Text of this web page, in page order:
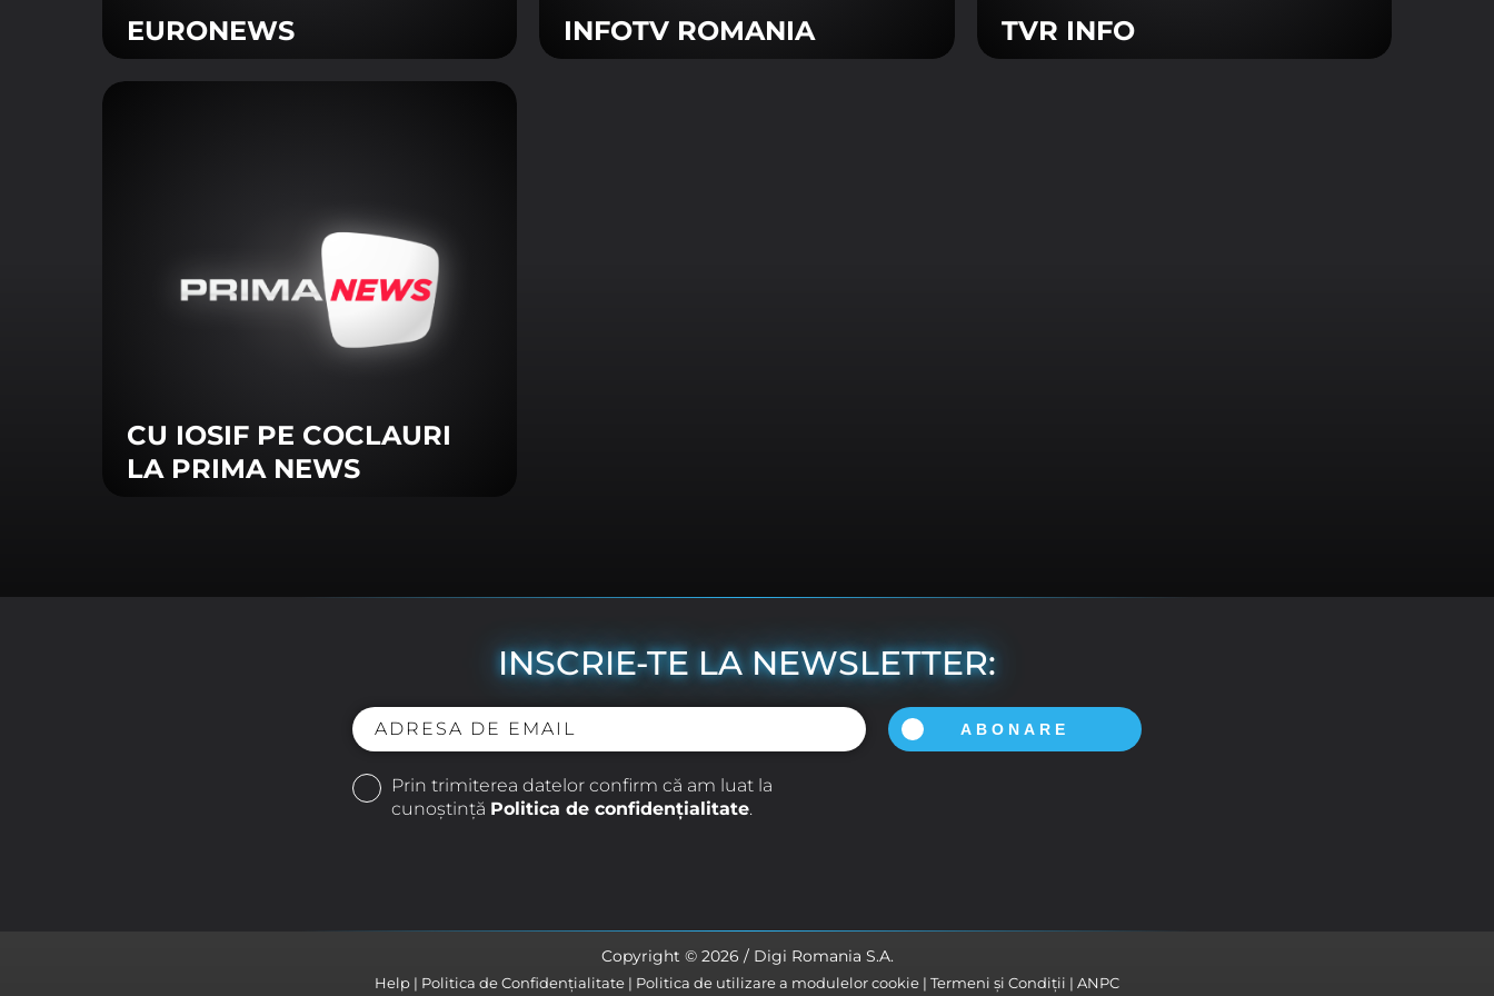
EURONEWS INFOTV ROMANIA TVR INFO
CU IOSIF PE COCLAURI
LA PRIMA NEWS
INSCRIE-TE LA NEWSLETTER:
Prin trimiterea datelor confirm că am luat la
cunoștință Politica de confidențialitate.
ABONARE
Copyright © 2026 / Digi Romania S.A.
Help Politica de Confidențialitate Politica de utilizare a modulelor cookie Termeni și Condiții ANPC
Vezi aici politica de confidențialitate